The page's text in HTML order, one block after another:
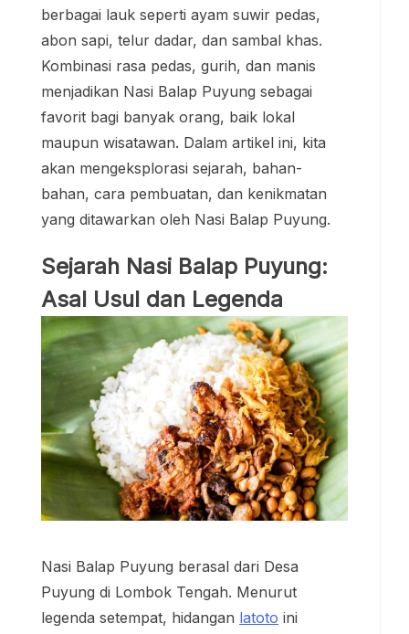
berbagai lauk seperti ayam suwir pedas,
abon sapi, telur dadar, dan sambal khas.
Kombinasi rasa pedas, gurih, dan manis
menjadikan Nasi Balap Puyung sebagai
favorit bagi banyak orang, baik lokal
maupun wisatawan. Dalam artikel ini, kita
akan mengeksplorasi sejarah, bahan-
bahan, cara pembuatan, dan kenikmatan
yang ditawarkan oleh Nasi Balap Puyung.
Sejarah Nasi Balap Puyung:
Asal Usul dan Legenda
Nasi Balap Puyung berasal dari Desa
Puyung di Lombok Tengah. Menurut
legenda setempat, hidangan latoto ini